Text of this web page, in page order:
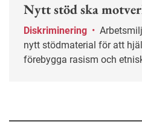
Nytt stöd ska
Diskriminering •
nytt stödmaterial för att
förebygga rasism och